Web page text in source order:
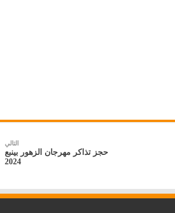
التالي
حجز تذاكر مهرجان الزهور بينبع
2024